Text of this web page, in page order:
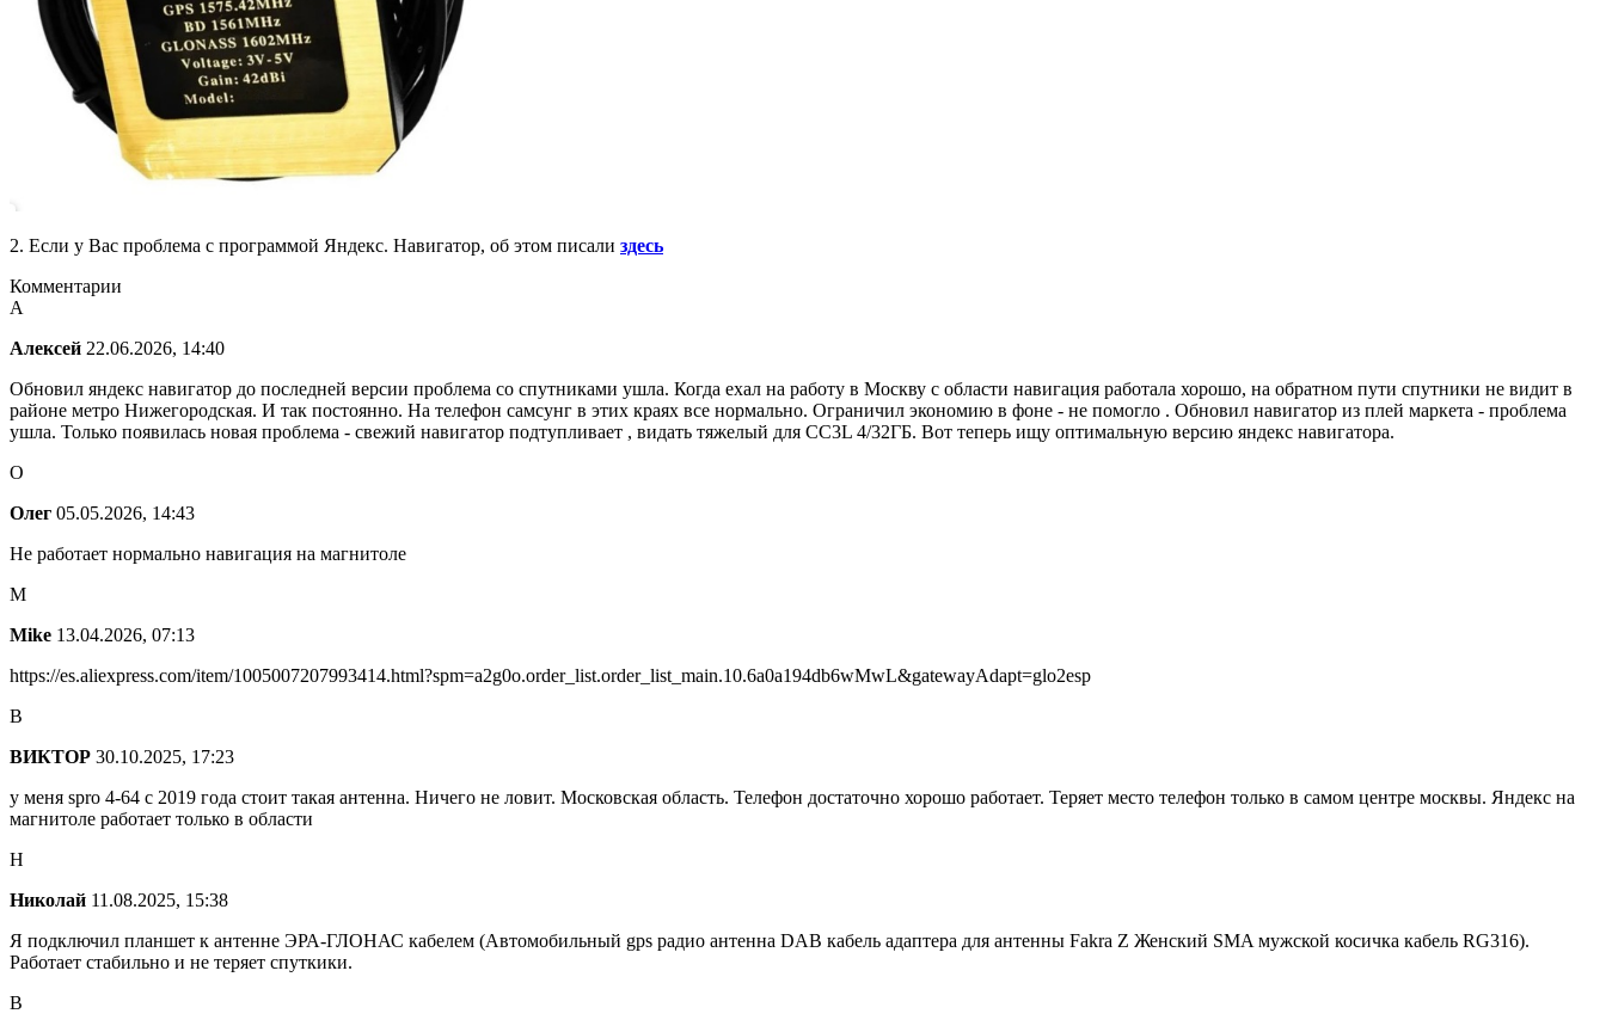
2. Если у Вас проблема с программой Яндекс. Навигатор, об этом писали здесь
Комментарии
А
Алексей 22.06.2026, 14:40
Обновил яндекс навигатор до последней версии проблема со спутниками ушла. Когда ехал на работу в Москву с области навигация работала хорошо, на обратном пути спутники не видит в
районе метро Нижегородская. И так постоянно. На телефон самсунг в этих краях все нормально. Ограничил экономию в фоне - не помогло . Обновил навигатор из плей маркета - проблема
ушла. Только появилась новая проблема - свежий навигатор подтупливает , видать тяжелый для CC3L 4/32ГБ. Вот теперь ищу оптимальную версию яндекс навигатора.
О
Олег 05.05.2026, 14:43
Не работает нормально навигация на магнитоле
M
Mike 13.04.2026, 07:13
https://es.aliexpress.com/item/1005007207993414.html?spm=a2g0o.order_list.order_list_main.10.6a0a194db6wMwL&gatewayAdapt=glo2esp
В
ВИКТОР 30.10.2025, 17:23
у меня spro 4-64 с 2019 года стоит такая антенна. Ничего не ловит. Московская область. Телефон достаточно хорошо работает. Теряет место телефон только в самом центре москвы. Яндекс на
магнитоле работает только в области
Н
Николай 11.08.2025, 15:38
Я подключил планшет к антенне ЭРА-ГЛОНАС кабелем (Автомобильный gps радио антенна DAB кабель адаптера для антенны Fakra Z Женский SMA мужской косичка кабель RG316).
Работает стабильно и не теряет спуткики.
В